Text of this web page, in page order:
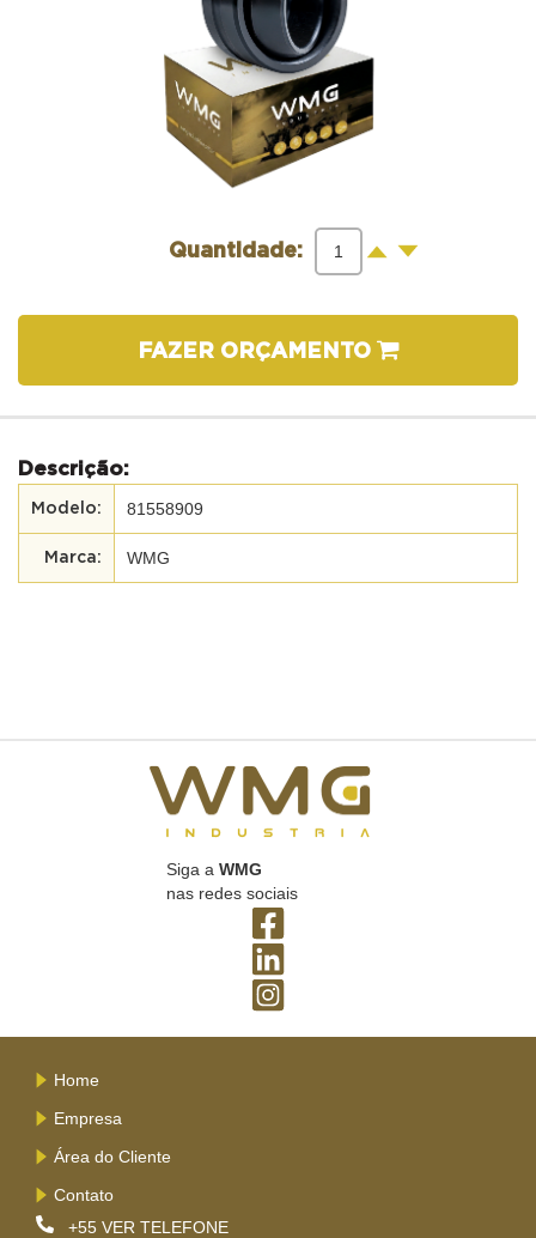
Quantidade: + -
FAZER ORÇAMENTO
Descrição:
81558909
WMG
Siga a WMG
nas redes sociais
Home
Empresa
Área do Cliente
Contato
+55 VER TELEFONE